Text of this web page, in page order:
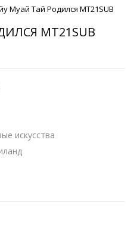
Муай Тай Родился MT21SUB
MT21SUB
искусства